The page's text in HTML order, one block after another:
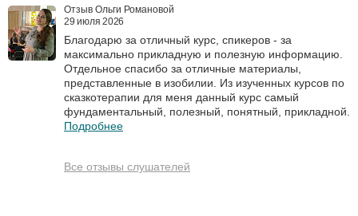
Отзыв Ольги Романовой
29 июля 2026
Благодарю за отличный курс, спикеров - за
максимально прикладную и полезную информацию.
Отдельное спасибо за отличные материалы,
представленные в изобилии. Из изученных курсов по
сказкотерапии для меня данный курс самый
фундаментальный, полезный, понятный, прикладной.
Подробнее
Все отзывы слушателей